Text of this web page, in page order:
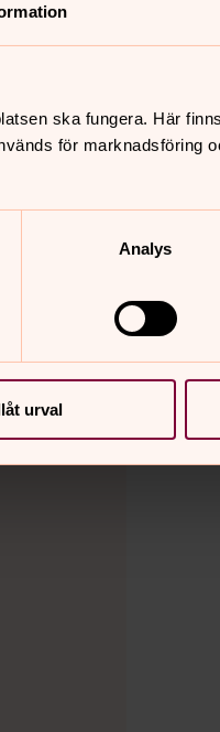
ska fungera. Här
för marknadsföring
Analys
urval